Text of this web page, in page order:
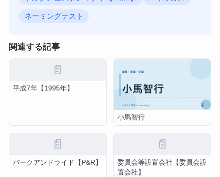
ネーミングテスト
関連する記事
📄
平成7年【1995年】
小馬智行
📄
パークアンドライド【P&R】
📄
委員会等設置会社【委員会設
置会社】